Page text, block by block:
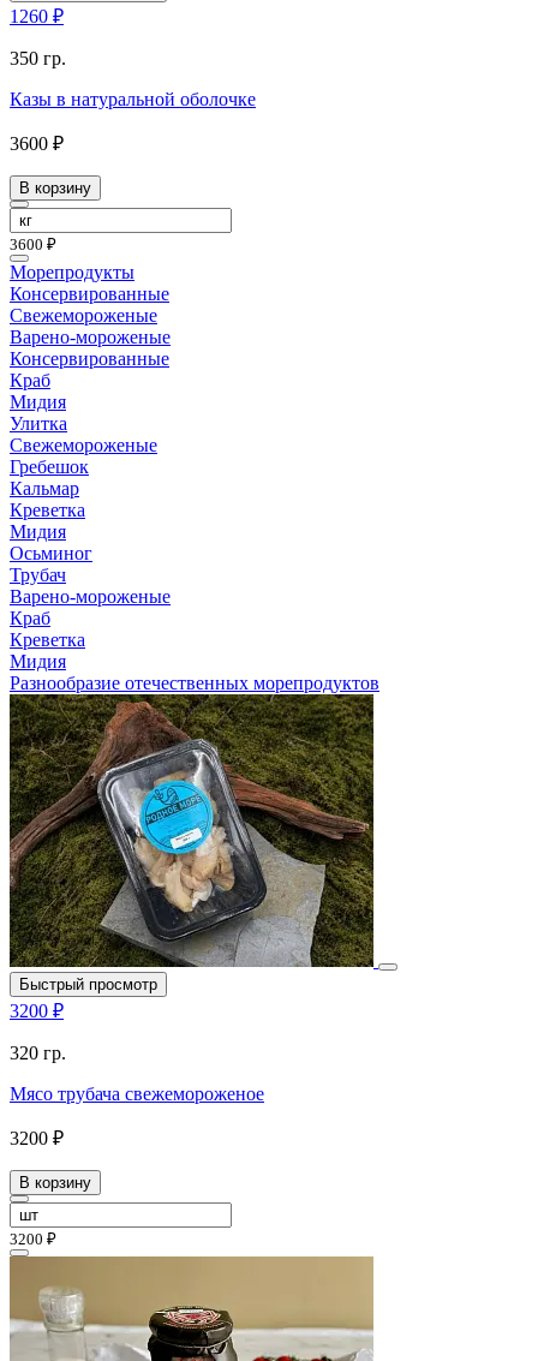
1260 ₽
350 гр.
Казы в натуральной оболочке
3600 ₽
В корзину
3600 ₽
Морепродукты
Консервированные
Свежемороженые
Варено-мороженые
Консервированные
Краб
Мидия
Улитка
Свежемороженые
Гребешок
Кальмар
Креветка
Мидия
Осьминог
Трубач
Варено-мороженые
Краб
Креветка
Мидия
Разнообразие отечественных морепродуктов
Быстрый просмотр
3200 ₽
320 гр.
Мясо трубача свежемороженое
3200 ₽
В корзину
3200 ₽